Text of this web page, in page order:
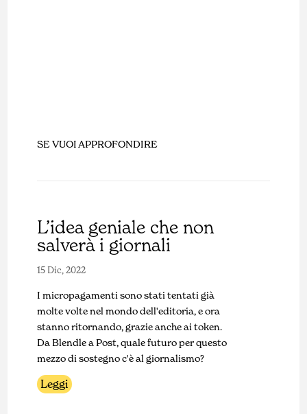
SE VUOI APPROFONDIRE
L’idea geniale che non
salverà i giornali
15 Dic, 2022
I micropagamenti sono stati tentati già
molte volte nel mondo dell'editoria, e ora
stanno ritornando, grazie anche ai token.
Da Blendle a Post, quale futuro per questo
mezzo di sostegno c'è al giornalismo?
Leggi